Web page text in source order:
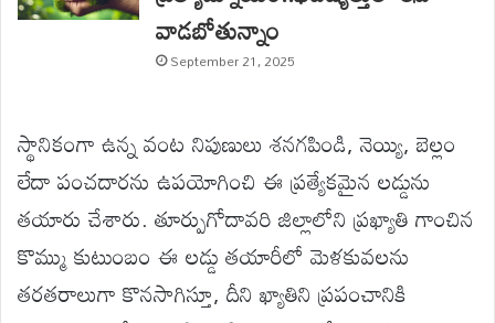
వాడబోతున్నాం
September 21, 2025
స్థానికంగా ఉన్న వంట నిపుణులు శనగపిండి, నెయ్యి, బెల్లం
లేదా పంచదారను ఉపయోగించి ఈ ప్రత్యేకమైన లడ్డును
తయారు చేశారు. తూర్పుగోదావరి జిల్లాలోని ప్రఖ్యాతి గాంచిన
కొమ్ము కుటుంబం ఈ లడ్డు తయారీలో మెళకువలను
తరతరాలుగా కొనసాగిస్తూ, దీని ఖ్యాతిని ప్రపంచానికి